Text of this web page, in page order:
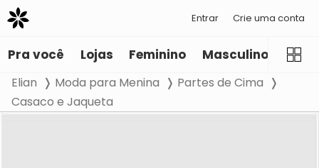
Entrar Crie uma conta
Pra você Lojas Feminino Masculino
Elian Moda para Menina
Partes de Cima
Casaco e Jaqueta